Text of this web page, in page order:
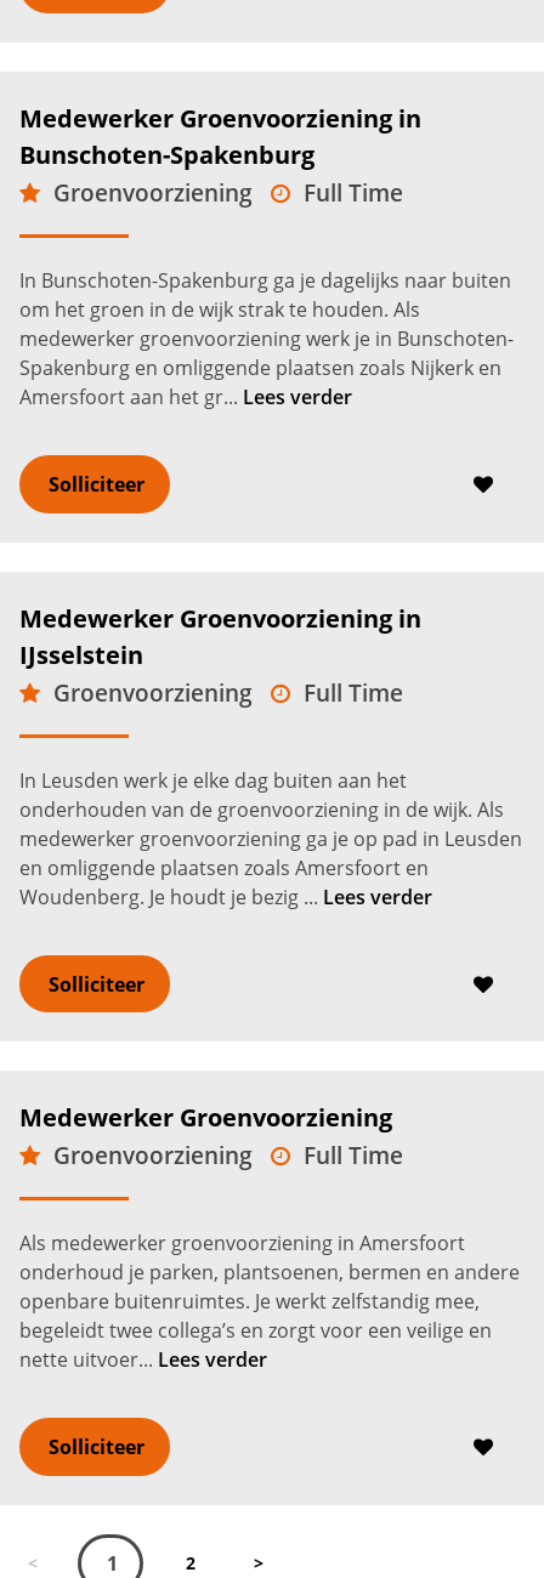
Medewerker Groenvoorziening in
Bunschoten-Spakenburg
Groenvoorziening
Full Time
Bunschoten-Spakenburg
In Bunschoten-Spakenburg ga je dagelijks naar buiten
om het groen in de wijk strak te houden. Als
medewerker groenvoorziening werk je in Bunschoten-
Spakenburg en omliggende plaatsen zoals Nijkerk en
Amersfoort aan het gr... Lees verder
Solliciteer
Medewerker Groenvoorziening in
IJsselstein
Groenvoorziening
Full Time
MBO
In Leusden werk je elke dag buiten aan het
onderhouden van de groenvoorziening in de wijk. Als
medewerker groenvoorziening ga je op pad in Leusden
en omliggende plaatsen zoals Amersfoort en
Woudenberg. Je houdt je bezig ... Lees verder
Solliciteer
Medewerker Groenvoorziening
Groenvoorziening
Full Time
VMBO
Als medewerker groenvoorziening in Amersfoort
onderhoud je parken, plantsoenen, bermen en andere
openbare buitenruimtes. Je werkt zelfstandig mee,
begeleidt twee collega’s en zorgt voor een veilige en
nette uitvoer... Lees verder
Solliciteer
< 1 2 >